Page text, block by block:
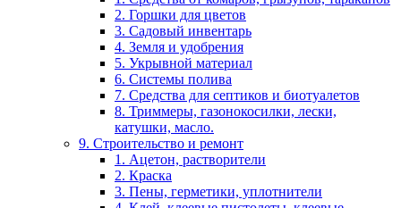
2. Горшки для цветов
3. Садовый инвентарь
4. Земля и удобрения
5. Укрывной материал
6. Системы полива
7. Средства для септиков и биотуалетов
8. Триммеры, газонокосилки, лески,
катушки, масло.
9. Строительство и ремонт
1. Ацетон, растворители
2. Краска
3. Пены, герметики, уплотнители